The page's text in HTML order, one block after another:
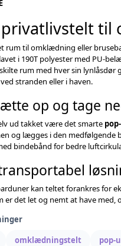
privatlivstelt til
rum til omklædning eller
i 190T polyester med PU-
rum med hver sin lynlåsdør
stranden eller i haven.
op og tage
ud takket være det smarte
og lægges i den medfølgende
bindebånd for bedre
kan teltet forankres for
er det let og nemt at have
omklædningstelt pop-